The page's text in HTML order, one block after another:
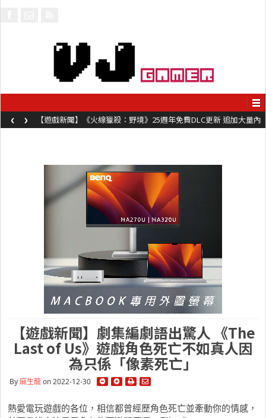
【遊戲新聞】《火線獵殺：野境》25週年免費DLC更新 追加大量內
容同時系舊作限時超平價折扣
‹ ›
【遊戲新聞】劇集編劇語出驚人 《The
Last of Us》遊戲角色死亡不如真人因
為只係「像素死亡」
By麻生龍on 2022-12-30
熱愛電玩遊戲的各位，相信都曾經歷角色死亡並牽動你的情感，